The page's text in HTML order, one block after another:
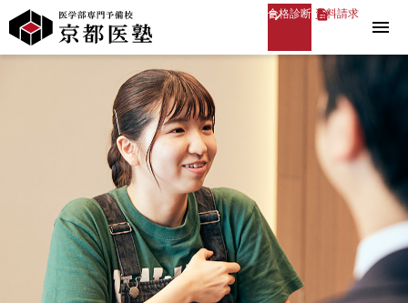
合格診断 資料請求
menu
医学部専門予備校 京都医塾 » 2021年度